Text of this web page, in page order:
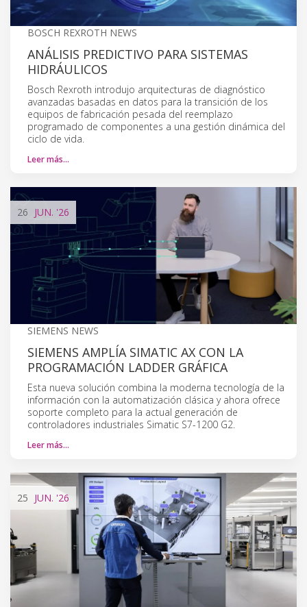
BOSCH REXROTH NEWS
ANÁLISIS PREDICTIVO PARA SISTEMAS
HIDRÁULICOS
Bosch Rexroth introdujo arquitecturas de diagnóstico
avanzadas basadas en datos para la transición de los
equipos de fabricación pesada del reemplazo
programado de componentes a una gestión dinámica del
ciclo de vida.
Leer más…
26 JUN. '26
SIEMENS NEWS
SIEMENS AMPLÍA SIMATIC AX CON LA
PROGRAMACIÓN LADDER GRÁFICA
Esta nueva solución combina la moderna tecnología de la
información con la automatización clásica y ahora ofrece
soporte completo para la actual generación de
controladores industriales Simatic S7-1200 G2.
Leer más…
25 JUN. '26